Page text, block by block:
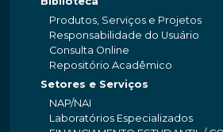
Produtos, Serviços e Projetos
Responsabilidade do Usuário
Consulta Online
Repositório Acadêmico
Setores e Serviços
NAP/NAI
Laboratórios Especializados